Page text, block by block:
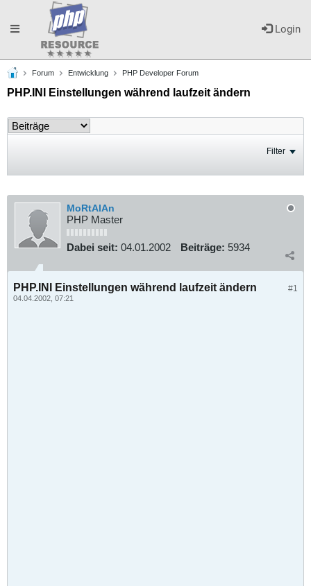
Login
Toggle
navigation
Forum Entwicklung PHP Developer Forum
PHP.INI Einstellungen während laufzeit ändern
Filter
MoRtAlAn
PHP Master
Dabei seit: 04.01.2002 Beiträge: 5934
#1
PHP.INI Einstellungen während laufzeit ändern
04.04.2002, 07:21